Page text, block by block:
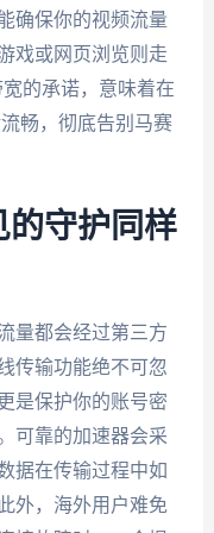
确保你的视频流量
戏或网页浏览则走
的承诺，意味着在
畅，彻底告别马赛
的守护同样
量都会经过第三方
传输功能绝不可忽
是保护你的账号密
可靠的加速器会采
据在传输过程中如
外，海外用户难免